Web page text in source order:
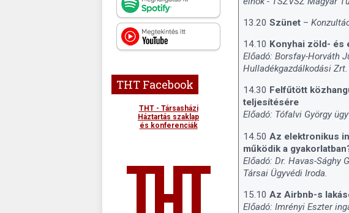
THT Facebook
THT - Társasházi
Háztartás szaklap
és konferenciák
13.20 Szünet–
14.10 Konyhai zöld- és
Előadó: Borsfay-Horváth
Hulladékgazdálkodási Zrt.
14.30 Felfűtött
teljesítésére
Előadó: Tófalvi György
14.50 Az elektronikus
működik a
Előadó: Dr. Havas-Sághy
Társai Ügyvédi Iroda.
15.10 Az Airbnb-s
Előadó: Imrényi Eszter